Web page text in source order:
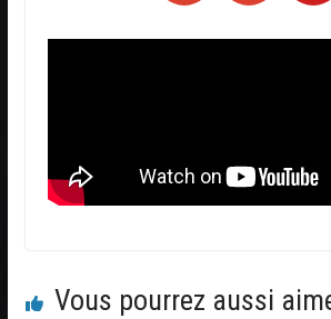
Vous pourrez aussi